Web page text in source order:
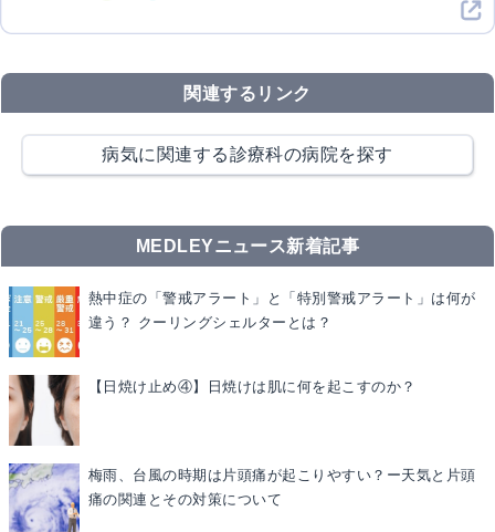
関連するリンク
病気に関連する診療科の病院を探す
MEDLEYニュース新着記事
熱中症の「警戒アラート」と「特別警戒アラート」は何が
違う？ クーリングシェルターとは？
【日焼け止め④】日焼けは肌に何を起こすのか？
梅雨、台風の時期は片頭痛が起こりやすい？ー天気と片頭
痛の関連とその対策について